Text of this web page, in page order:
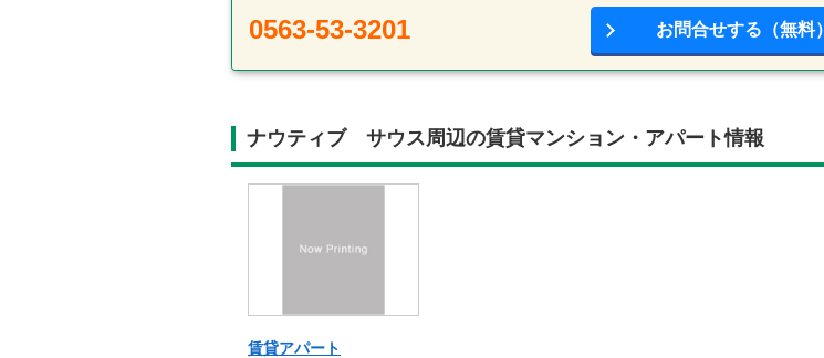
0563-53-3201 お問合せする（無料）
ナウティブ サウス周辺の賃貸マンション・アパート情報
賃貸アパート